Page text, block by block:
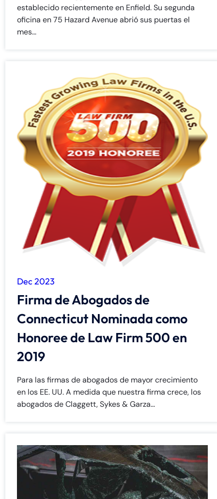
establecido recientemente en Enfield. Su segunda
oficina en 75 Hazard Avenue abrió sus puertas el
mes...
Dec 2023
Firma de Abogados de
Connecticut Nominada como
Honoree de Law Firm 500 en
2019
Para las firmas de abogados de mayor crecimiento
en los EE. UU. A medida que nuestra firma crece, los
abogados de Claggett, Sykes & Garza...
Sunday
Closed
Sunday
Closed